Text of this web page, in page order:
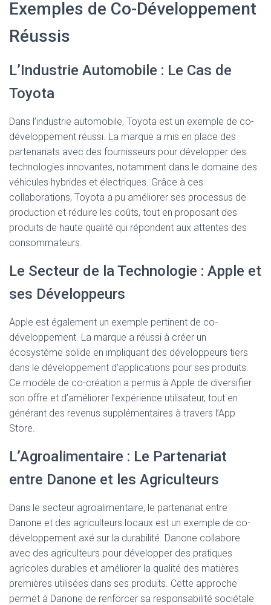
Exemples de Co-Développement
Réussis
L’Industrie Automobile : Le Cas de
Toyota
Dans l’industrie automobile, Toyota est un exemple de co-
développement réussi. La marque a mis en place des
partenariats avec des fournisseurs pour développer des
technologies innovantes, notamment dans le domaine des
véhicules hybrides et électriques. Grâce à ces
collaborations, Toyota a pu améliorer ses processus de
production et réduire les coûts, tout en proposant des
produits de haute qualité qui répondent aux attentes des
consommateurs.
Le Secteur de la Technologie : Apple et
ses Développeurs
Apple est également un exemple pertinent de co-
développement. La marque a réussi à créer un
écosystème solide en impliquant des développeurs tiers
dans le développement d’applications pour ses produits.
Ce modèle de co-création a permis à Apple de diversifier
son offre et d’améliorer l’expérience utilisateur, tout en
générant des revenus supplémentaires à travers l’App
Store.
L’Agroalimentaire : Le Partenariat
entre Danone et les Agriculteurs
Dans le secteur agroalimentaire, le partenariat entre
Danone et des agriculteurs locaux est un exemple de co-
développement axé sur la durabilité. Danone collabore
avec des agriculteurs pour développer des pratiques
agricoles durables et améliorer la qualité des matières
premières utilisées dans ses produits. Cette approche
permet à Danone de renforcer sa responsabilité sociétale